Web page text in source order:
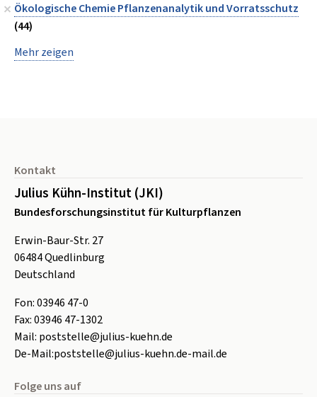
Ökologische Chemie Pflanzenanalytik und Vorratsschutz
(44)
Mehr zeigen
Kontakt
Julius Kühn-Institut (JKI)
Bundesforschungsinstitut für Kulturpflanzen
Erwin-Baur-Str. 27
06484Quedlinburg
Deutschland
Fon:03946 47-0
Fax:03946 47-1302
Mail: poststelle@julius-kuehn.de
De-Mail:poststelle@julius-kuehn.de-mail.de
Folge uns auf